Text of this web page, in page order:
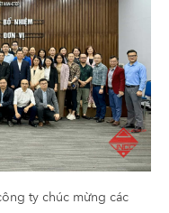
ty chúc mừng các